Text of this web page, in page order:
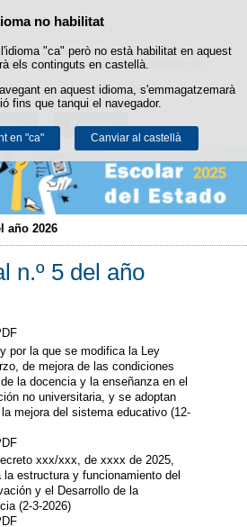
de cookies
pròpies per facilitar la navegació i
obtenir estadístiques d'ús i satisfacció.
a l'apartat "Cookies" del nostreavís legal.
Rebutjar
no habilitat
"ca" però no està habilitat en aquest
els continguts en castellà.
en aquest idioma, s'emmagatzemarà
fins que tanqui el navegador.
en "ca" Canviar al castellà
Passar al contingut
año 2026
n.º 5 del año
por la que se modifica la Ley
de mejora de las condiciones
la docencia y la enseñanza en el
no universitaria, y se adoptan
mejora del sistema educativo (12-
xxx/xxx, de xxxx de 2025,
estructura y funcionamiento del
y el Desarrollo de la
(2-3-2026)